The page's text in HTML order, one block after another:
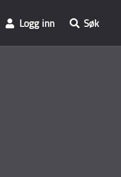
Logg inn Søk